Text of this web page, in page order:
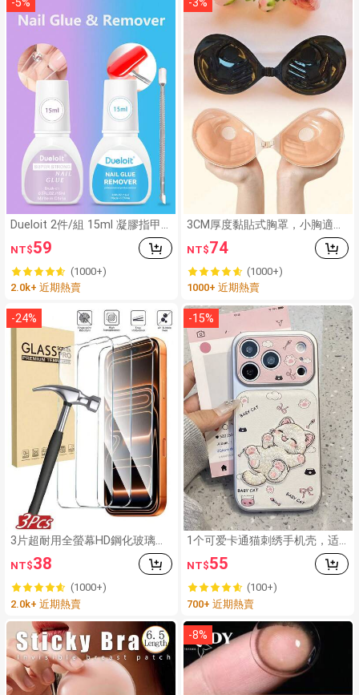
Dueloit 2件/組 15ml 凝膠指甲
膠與卸甲液套組，包含 15ml 超
強力凝膠指甲膠（適用於壓克力
假指甲）、15ml 快速卸甲液附
指緣推棒，隨機顏色
NT$59
(1000+)
2.0k+ 近期熱賣
-24%
3片超耐用全螢幕HD鋼化玻璃螢
幕保護貼，相容於17/17Pro/17
Air/17Pro Max、16/16Pro/16P
lus/16Pro Max、15/15Plus/15
Pro/15Pro Max、14/14Plus/14
Pro/14Pro Max、13/13Pro/13
Max，防刮、防震、防指紋，9H
硬度，易安裝，必備款
NT$38
(1000+)
2.0k+ 近期熱賣
3CM厚度黏貼式胸罩，小胸適用
露背無肩帶隱形胸罩，可重複使
用豐胸胸罩，婚禮用
NT$74
(1000+)
1000+ 近期熱賣
-15%
1个可爱卡通猫刺绣手机壳，适
用于 15、17 Pro Max、14、16
Pro、16 Max，独特时尚，是送
给女性的理想礼物，适合生日、
母亲节等场合。
NT$55
(100+)
700+ 近期熱賣
-8%